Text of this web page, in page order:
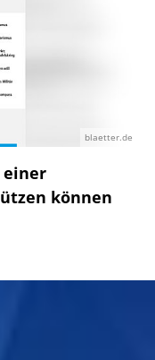
blaetter.de
einer
können